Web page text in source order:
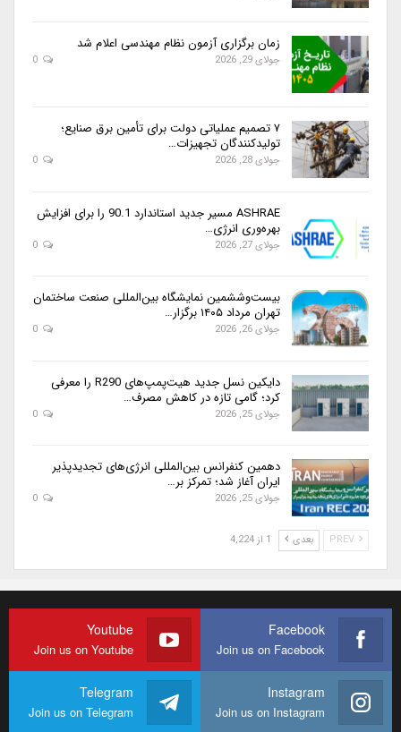
زمان برگزاری آزمون نظام مهندسی اعلام شد
جولای 29, 2026
۷ تصمیم عملیاتی دولت برای تأمین برق صنایع؛
تولیدکنندگان تجهیزات…
جولای 28, 2026
ASHRAE مسیر جدید استاندارد 90.1 را برای افزایش
بهره‌وری انرژی…
جولای 27, 2026
بیست‌وششمین نمایشگاه بین‌المللی صنعت ساختمان
تهران مرداد ۱۴۰۵ برگزار…
جولای 26, 2026
دایکین نسل جدید هیت‌پمپ‌های R290 را معرفی
کرد؛ گامی تازه در کاهش مصرف…
جولای 25, 2026
دهمین کنفرانس بین‌المللی انرژی‌های تجدیدپذیر
ایران آغاز شد؛ تمرکز بر…
جولای 25, 2026
بعدی 1 از 4,224
Facebook
Join us on Facebook
Youtube
Join us on Youtube
Instagram
Join us on Instagram
Telegram
Join us on Telegram